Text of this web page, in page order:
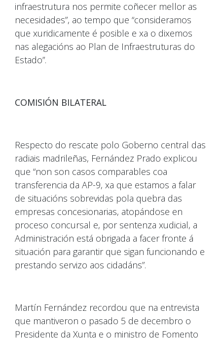
infraestrutura nos permite coñecer mellor as
necesidades”, ao tempo que “consideramos
que xuridicamente é posible e xa o dixemos
nas alegacións ao Plan de Infraestruturas do
Estado”.
COMISIÓN BILATERAL
Respecto do rescate polo Goberno central das
radiais madrileñas, Fernández Prado explicou
que “non son casos comparables coa
transferencia da AP-9, xa que estamos a falar
de situacións sobrevidas pola quebra das
empresas concesionarias, atopándose en
proceso concursal e, por sentenza xudicial, a
Administración está obrigada a facer fronte á
situación para garantir que sigan funcionando e
prestando servizo aos cidadáns”.
Martín Fernández recordou que na entrevista
que mantiveron o pasado 5 de decembro o
Presidente da Xunta e o ministro de Fomento